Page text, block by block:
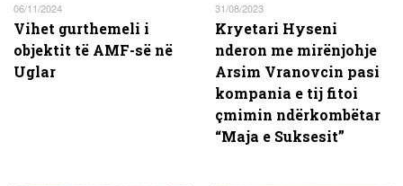
06/11/2024
Vihet gurthemeli i
objektit të AMF-së në
Uglar
31/08/2023
Kryetari Hyseni
nderon me mirënjohje
Arsim Vranovcin pasi
kompania e tij fitoi
çmimin ndërkombëtar
“Maja e Suksesit”